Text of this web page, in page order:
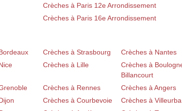
Crèches à Paris 12e Arrondissement
Crèches à Paris 16e Arrondissement
Crèches à Strasbourg
Crèches à Nantes
Crèches à Lille
Crèches à
Billancourt
Crèches à Rennes
Crèches à Angers
Crèches à Courbevoie
Crèches à